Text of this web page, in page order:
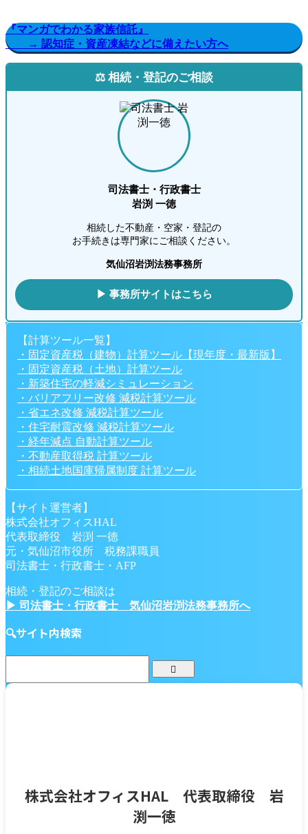
『マンガでわかる家族信託』
→ 認知症・資産凍結などに備えたい方へ
⚖️ 相続・登記のご相談
司法書士・行政書士
岩渕 一徳
相続した不動産・空家・登記の
お手続きは専門家にご相談ください。
気仙沼岩渕法務事務所
▶ 事務所サイトはこちら
【計算ツール一覧】
・固定資産税（建物）計算ツール【現年度・最新版】
・固定資産税（土地）計算ツール
・新築住宅の軽減シミュレーション
・バリアフリー改修 減税計算ツール
・省エネ改修 減税計算ツール
・住宅耐震改修 減税計算ツール
・経年減点 自動計算ツール
・不動産取得税 計算ツール
・相続土地国庫帰属制度 計算ツール
【サイト運営者】
株式会社オフィスHAL
代表取締役 岩渕 一徳
元・気仙沼市役所 税務課職員
司法書士・行政書士・AFP
相続・登記のご相談は
▶ 司法書士・行政書士 気仙沼岩渕法務事務所へ
🔍サイト内検索
株式会社オフィスHAL 代表取締役 岩
渕一徳